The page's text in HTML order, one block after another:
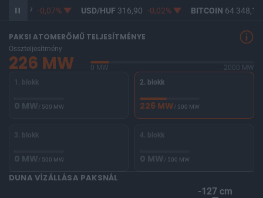
365,17 -0,07% USD/HUF316,90 -0,02% BITCOIN64 348,15
PAKSI ATOMERŐMŰ TELJESÍTMÉNYE
Összteljesítmény
226 MW 0 MW
2000 MW
1. blokk
0 MW/ 500 MW
2. blokk
226 MW/ 500 MW
3. blokk
0 MW/ 500 MW
4. blokk
0 MW/ 500 MW
DUNA VÍZÁLLÁSA PAKSNÁL
-127 cm